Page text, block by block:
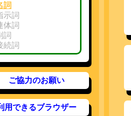
詞
示詞
体詞
詞
続詞
ご協力のお願い
用できるブラウザー